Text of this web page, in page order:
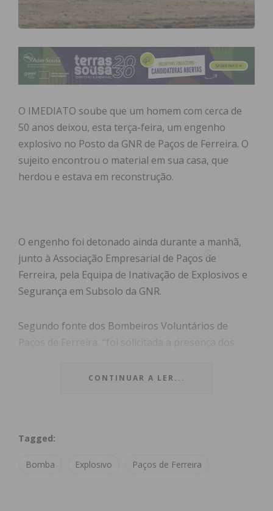
O IMEDIATO soube que um homem com cerca de
50 anos deixou, esta terça-feira, um engenho
explosivo no Posto da GNR de Paços de Ferreira. O
sujeito encontrou o material em sua casa, que
herdou e estava em reconstrução.
O engenho foi detonado ainda durante a manhã,
junto à Associação Empresarial de Paços de
Ferreira, pela Equipa de Inativação de Explosivos e
Segurança em Subsolo da GNR.
Segundo fonte dos Bombeiros Voluntários de
Paços de Ferreira, “foi solicitada a presença dos
Subscreva a newsletter do
CONTINUAR A LER...
Tagged:
Bomba Explosivo Paços de Ferreira